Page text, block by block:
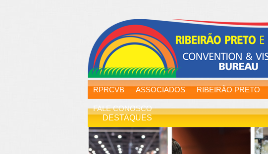
RPRCVB ASSOCIADOS RIBEIRÃO PRETO
FALE CONOSCO
DESTAQUES